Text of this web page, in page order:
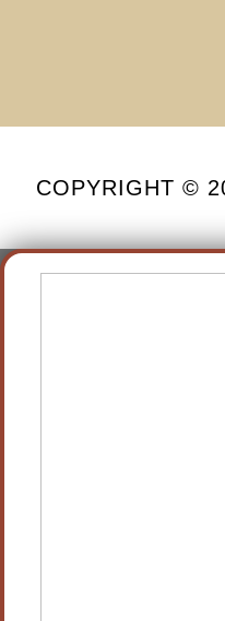
COPYRIGHT ©